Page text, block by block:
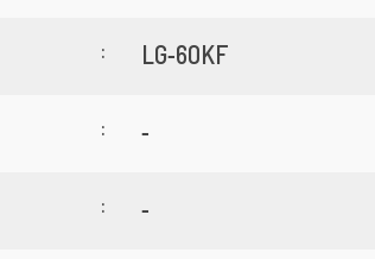
:
LG-60KF
:
-
:
-